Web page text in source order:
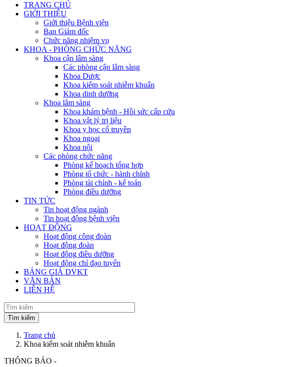
TRANG CHỦ
GIỚI THIỆU
Giới thiệu Bệnh viện
Ban Giám đốc
Chức năng nhiệm vụ
KHOA - PHÒNG CHỨC NĂNG
Khoa cận lâm sàng
Các phòng cận lâm sàng
Khoa Dược
Khoa kiểm soát nhiễm khuẩn
Khoa dinh dưỡng
Khoa lâm sàng
Khoa khám bệnh - Hồi sức cấp cứu
Khoa vật lý trị liệu
Khoa y học cổ truyền
Khoa ngoại
Khoa nội
Các phòng chức năng
Phòng kế hoạch tổng hợp
Phòng tổ chức - hành chính
Phòng tài chính - kế toán
Phòng điều dưỡng
TIN TỨC
Tin hoạt động ngành
Tin hoạt động bệnh viện
HOẠT ĐỘNG
Hoạt động công đoàn
Hoạt động đoàn
Hoạt động điều dưỡng
Hoạt động chỉ đạo tuyến
BẢNG GIÁ DVKT
VĂN BẢN
LIÊN HỆ
Trang chủ
Khoa kiểm soát nhiễm khuẩn
THÔNG BÁO -